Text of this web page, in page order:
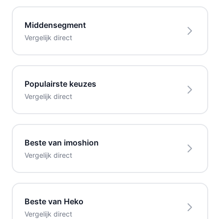
Middensegment
Vergelijk direct
Populairste keuzes
Vergelijk direct
Beste van imoshion
Vergelijk direct
Beste van Heko
Vergelijk direct